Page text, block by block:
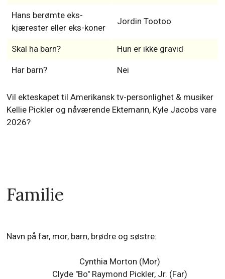
Hans berømte eks-
kjærester eller eks-koner
Jordin Tootoo
Skal ha barn? Hun er ikke gravid
Har barn? Nei
Vil ekteskapet til Amerikansk tv-personlighet & musiker
Kellie Pickler og nåværende Ektemann, Kyle Jacobs vare
2026?
Familie
Navn på far, mor, barn, brødre og søstre:
Cynthia Morton (Mor)
Clyde "Bo" Raymond Pickler, Jr. (Far)